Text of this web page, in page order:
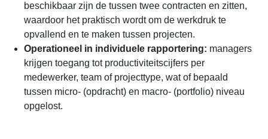
beschikbaar zijn de tussen twee contracten en zitten,
waardoor het praktisch wordt om de werkdruk te
opvallend en te maken tussen projecten.
Operationeel in individuele rapportering: managers
krijgen toegang tot productiviteitscijfers per
medewerker, team of projecttype, wat of bepaald
tussen micro- (opdracht) en macro- (portfolio) niveau
opgelost.